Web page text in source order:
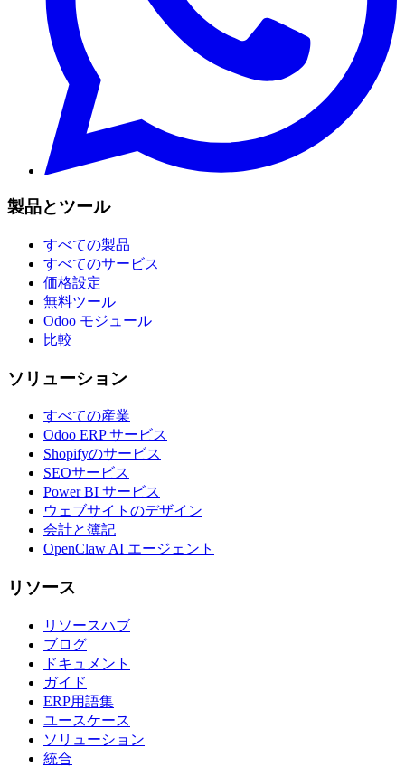
製品とツール
すべての製品
すべてのサービス
価格設定
無料ツール
Odoo モジュール
比較
ソリューション
すべての産業
Odoo ERP サービス
Shopifyのサービス
SEOサービス
Power BI サービス
ウェブサイトのデザイン
会計と簿記
OpenClaw AI エージェント
リソース
リソースハブ
ブログ
ドキュメント
ガイド
ERP用語集
ユースケース
ソリューション
統合